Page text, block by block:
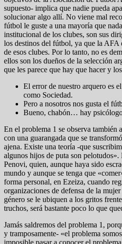
supuesto- implica que nadie pueda
solucionar algo allí. No viene mal
fútbol le guste a una mayoría que
institucional de los clubes, son sus
los destinos del fútbol, ya que la AFA
de esos clubes. Por lo tanto, no es
ellos son los dueños de la selección
que les parece que hay que hacer y
El error de nuestro arquero es
como Sociedad.
Pero a nosotros nos gusta el
Bueno, chabón… hay
En el problema 1 se observa también
con una guarangada que se
ajena. Existe una teoría -que
algunos hijos de puta son pelotudos».
Penovi, quien, aunque haya sido
mundo y aunque se tenga que
forma personal, en Ezeiza, cuando
organizaciones de defensa de la
género se le ubiquen a los gritos
truchos, será bastante poco lo que
Jamás saldremos del problema 1,
y tramposamente- «el problema
imposible pasar a conocer el